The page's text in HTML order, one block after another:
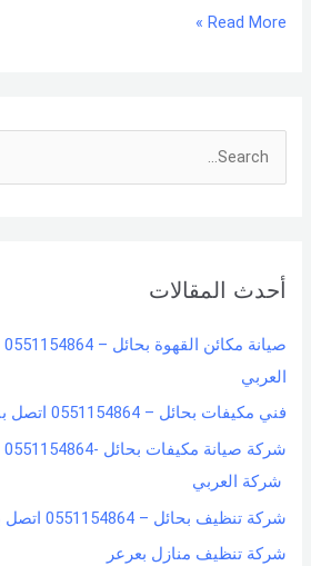
Read More »
c
f
o
r
:
أحدث المقالات
العربي
فني مكيفات بحائل – 0551154864 اتصل بنا – شركة العربي
شركة العربي
شركة تنظيف بحائل – 0551154864 اتصل بنا – شركة العربي
شركة تنظيف منازل بعرعر